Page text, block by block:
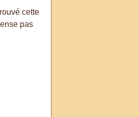
cette
pas